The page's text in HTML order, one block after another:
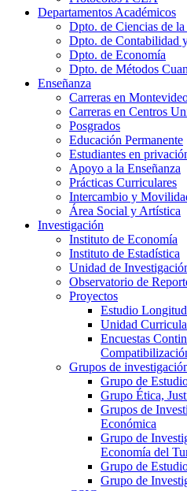
Departamentos Académicos
Dpto. de Ciencias de
Dpto. de Contabilidad
Dpto. de Economía
Dpto. de Métodos
Enseñanza
Carreras en
Carreras en Centros
Posgrados
Educación Permanente
Estudiantes en
Apoyo a la Enseñanza
Prácticas Curriculares
Intercambio y
Área Social y Artística
Investigación
Instituto de Economía
Instituto de Estadística
Unidad de
Observatorio de
Proyectos
Estudio
Unidad
Encuestas
Grupos de
Grupo de
Grupo Ética,
Grupos de
Económica
Grupo de
Economía del
Grupo de
Grupo de